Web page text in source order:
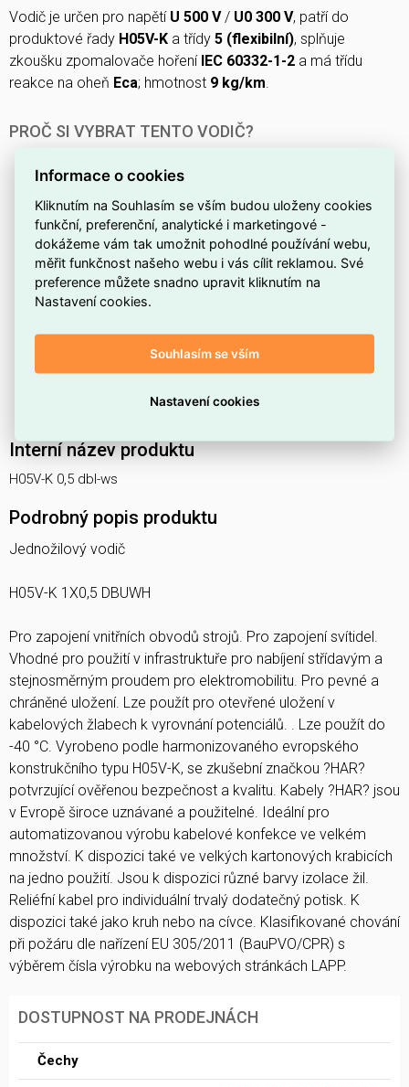
Vodič je určen pro napětí U 500 V/ U0 300 V, patří do
produktové řady H05V-K a třídy 5 (flexibilní), splňuje
zkoušku zpomalovače hoření IEC 60332-1-2 a má třídu
reakce na oheň Eca; hmotnost 9 kg/km.
PROČ SI VYBRAT TENTO VODIČ?
pro jednoduchá vnitřní propojení.
Má jmenovitý průřez 0,5 mm² , který odpovídá běžným
požadavkům na malé proudy a signální propojení.
Jádro je změdi, která poskytuje dobré mechanické
vlastnosti, zejména tažnost a pevnost při ohybu.
Izolace jednotlivé žíly je z
používaného pro ochranu vodičů.
Patří do produktové řadyH05V-K, což určuje jeho
Katalogové označení:4510921od výrobce
Interní název produktu
H05V-K 0,5 dbl-ws
Podrobný popis produktu
Jednožilový vodič
H05V-K 1X0,5 DBUWH
Pro zapojení vnitřních obvodů strojů. Pro zapojení svítidel.
Vhodné pro použití v infrastruktuře pro nabíjení střídavým a
stejnosměrným proudem pro elektromobilitu. Pro pevné a
chráněné uložení. Lze použít pro otevřené uložení v
kabelových žlabech k vyrovnání potenciálů. . Lze použít do
-40 °C. Vyrobeno podle harmonizovaného evropského
konstrukčního typu H05V-K, se zkušební značkou ?HAR?
potvrzující ověřenou bezpečnost a kvalitu. Kabely ?HAR? jsou
v Evropě široce uznávané a použitelné. Ideální pro
automatizovanou výrobu kabelové konfekce ve velkém
množství. K dispozici také ve velkých kartonových krabicích
na jedno použití. Jsou k dispozici různé barvy izolace žil.
Reliéfní kabel pro individuální trvalý dodatečný potisk. K
dispozici také jako kruh nebo na cívce. Klasifikované chování
při požáru dle nařízení EU 305/2011 (BauPVO/CPR) s
výběrem čísla výrobku na webových stránkách LAPP.
DOSTUPNOST NA PRODEJNÁCH
Čechy
Informace o cookies
Kliknutím na Souhlasím se vším budou uloženy cookies
funkční, preferenční, analytické i marketingové -
dokážeme vám tak umožnit pohodlné používání webu,
měřit funkčnost našeho webu i vás cílit reklamou. Své
preference můžete snadno upravit kliknutím na
Nastavení cookies.
Souhlasím se vším
Nastavení cookies